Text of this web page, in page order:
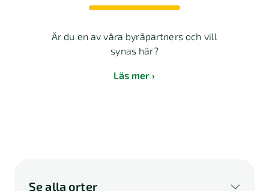
Är du en av våra byråpartners och vill
synas här?
Läs mer
Se alla orter